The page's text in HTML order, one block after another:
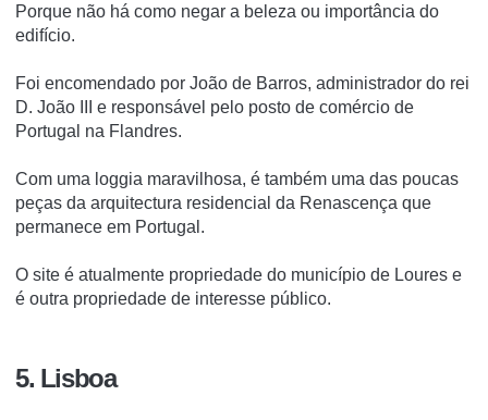
Porque não há como negar a beleza ou importância do
edifício.
Foi encomendado por João de Barros, administrador do rei
D. João III e responsável pelo posto de comércio de
Portugal na Flandres.
Com uma loggia maravilhosa, é também uma das poucas
peças da arquitectura residencial da Renascença que
permanece em Portugal.
O site é atualmente propriedade do município de Loures e
é outra propriedade de interesse público.
5. Lisboa